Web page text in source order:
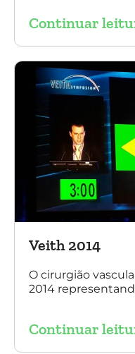
Continuar
Veith 2014
O cirurgião
2014
Continuar